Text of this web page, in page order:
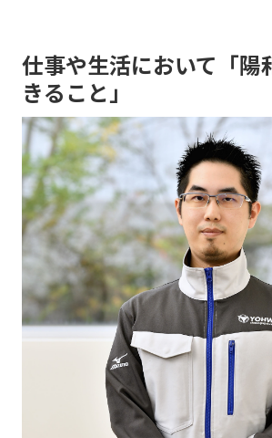
仕事や生活において「陽
きること」